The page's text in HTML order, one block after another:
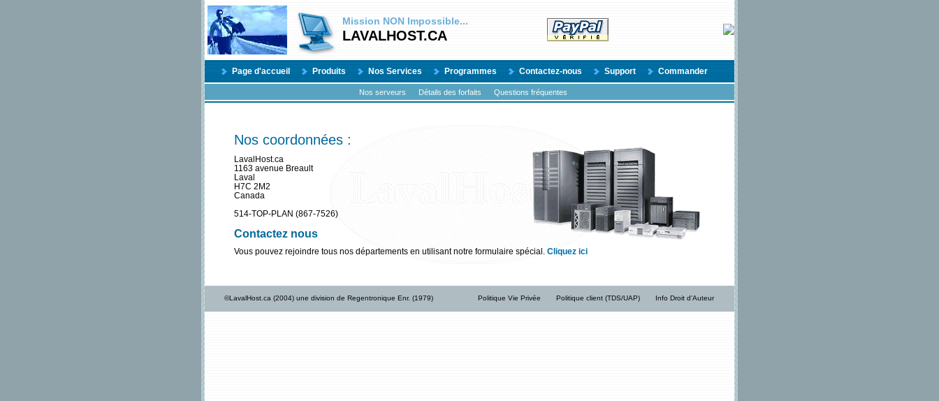
Mission NON Impossible...
LAVALHOST.CA
Page d'accueil Produits Nos Services Programmes Contactez-nous Support Commander
Nos serveurs Détails des forfaits Questions fréquentes
Nos coordonnées :
LavalHost.ca
1163 avenue Breault
Laval
H7C 2M2
Canada
514-TOP-PLAN (867-7526)
Contactez nous
Vous pouvez rejoindre tous nos départements en utilisant notre formulaire spécial. Cliquez ici
©LavalHost.ca (2004) une division de Regentronique Enr. (1979) Politique Vie Privée Politique client (TDS/UAP) Info Droit d'Auteur